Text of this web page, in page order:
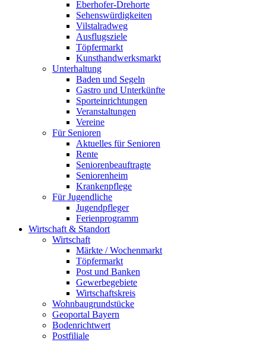
Eberhofer-Drehorte
Sehenswürdigkeiten
Vilstalradweg
Ausflugsziele
Töpfermarkt
Kunsthandwerksmarkt
Unterhaltung
Baden und Segeln
Gastro und Unterkünfte
Sporteinrichtungen
Veranstaltungen
Vereine
Für Senioren
Aktuelles für Senioren
Rente
Seniorenbeauftragte
Seniorenheim
Krankenpflege
Für Jugendliche
Jugendpfleger
Ferienprogramm
Wirtschaft & Standort
Wirtschaft
Märkte / Wochenmarkt
Töpfermarkt
Post und Banken
Gewerbegebiete
Wirtschaftskreis
Wohnbaugrundstücke
Geoportal Bayern
Bodenrichtwert
Postfiliale